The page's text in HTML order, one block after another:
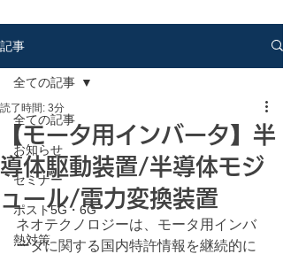
記事
全ての記事
お知らせ
セミナー
ポスト5G・6G
熱対策
全ての記事
【モータ用インバータ】半
導体駆動装置/半導体モジ
ュール/電力変換装置
読了時間: 3分
ネオテクノロジーは、モータ用インバ
ータに関する国内特許情報を継続的に